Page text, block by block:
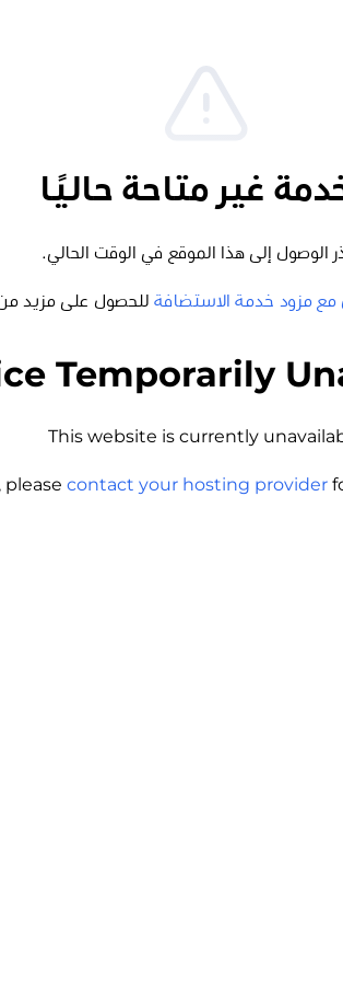
غير متاحة حاليًا
الوصول إلى هذا الموقع في الوقت الحالي.
مع مزود خدمة الاستضافة للحصول على مزيد
Temporarily
This website is currently
contact your hosting provider